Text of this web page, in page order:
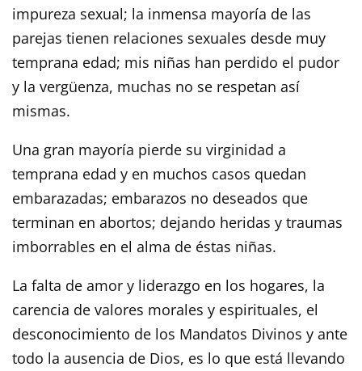
impureza sexual; la inmensa mayoría de las
parejas tienen relaciones sexuales desde muy
temprana edad; mis niñas han perdido el pudor
y la vergüenza, muchas no se respetan así
mismas.
Una gran mayoría pierde su virginidad a
temprana edad y en muchos casos quedan
embarazadas; embarazos no deseados que
terminan en abortos; dejando heridas y traumas
imborrables en el alma de éstas niñas.
La falta de amor y liderazgo en los hogares, la
carencia de valores morales y espirituales, el
desconocimiento de los Mandatos Divinos y ante
todo la ausencia de Dios, es lo que está llevando